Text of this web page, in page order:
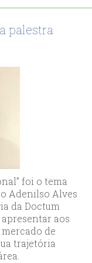
palestra
foi o tema
Adenilso Alves
da Doctum
aos
de
trajetória